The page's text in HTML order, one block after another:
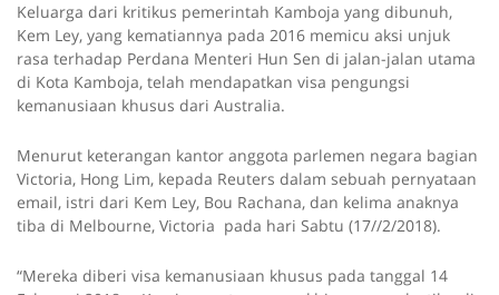
Keluarga dari kritikus pemerintah Kamboja yang dibunuh,
Kem Ley, yang kematiannya pada 2016 memicu aksi unjuk
rasa terhadap Perdana Menteri Hun Sen di jalan-jalan utama
di Kota Kamboja, telah mendapatkan visa pengungsi
kemanusiaan khusus dari Australia.
Menurut keterangan kantor anggota parlemen negara bagian
Victoria, Hong Lim, kepada Reuters dalam sebuah pernyataan
email, istri dari Kem Ley, Bou Rachana, dan kelima anaknya
tiba di Melbourne, Victoria pada hari Sabtu (17//2/2018).
“Mereka diberi visa kemanusiaan khusus pada tanggal 14